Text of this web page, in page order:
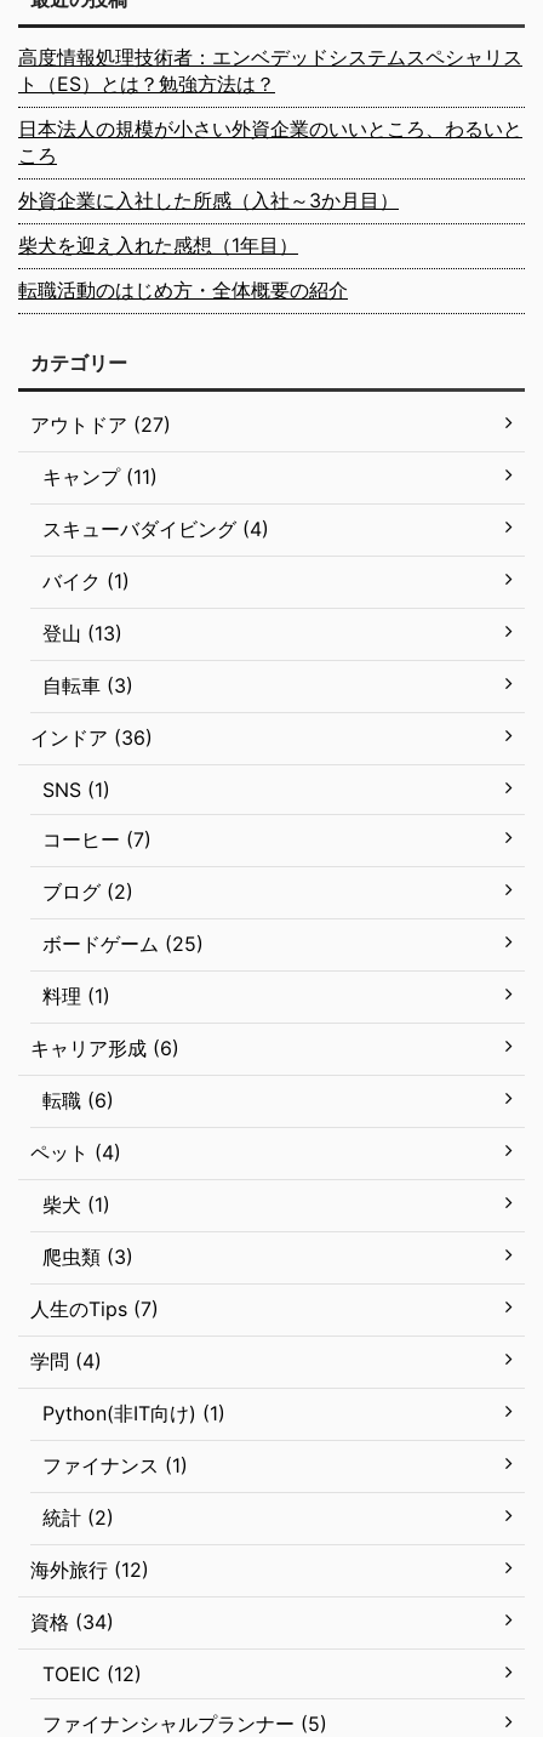
高度情報処理技術者：エンベデッドシステムスペシャリス
ト（ES）とは？勉強方法は？
日本法人の規模が小さい外資企業のいいところ、わるいと
ころ
外資企業に入社した所感（入社～3か月目）
柴犬を迎え入れた感想（1年目）
転職活動のはじめ方・全体概要の紹介
カテゴリー
アウトドア (27)
キャンプ (11)
スキューバダイビング (4)
バイク (1)
登山 (13)
自転車 (3)
インドア (36)
SNS (1)
コーヒー (7)
ブログ (2)
ボードゲーム (25)
料理 (1)
キャリア形成 (6)
転職 (6)
ペット (4)
柴犬 (1)
爬虫類 (3)
人生のTips (7)
学問 (4)
Python(非IT向け) (1)
ファイナンス (1)
統計 (2)
海外旅行 (12)
資格 (34)
TOEIC (12)
ファイナンシャルプランナー (5)